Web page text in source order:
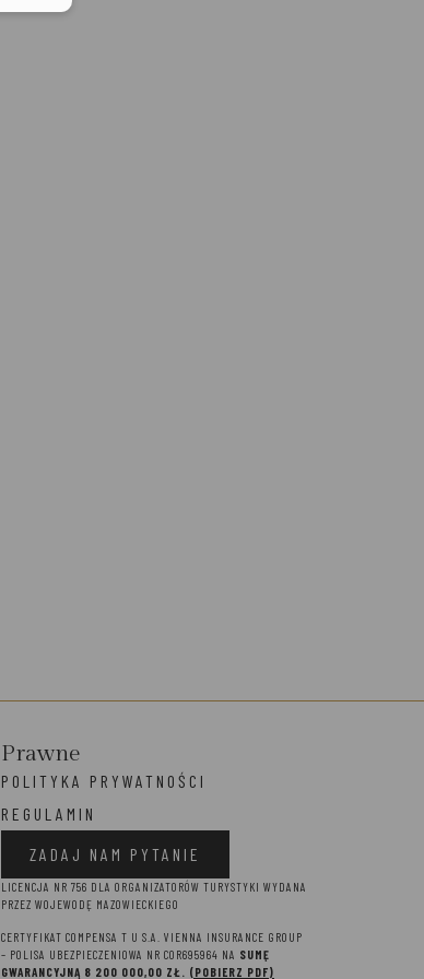
Prawne
POLITYKA PRYWATNOŚCI
REGULAMIN
ZADAJ NAM PYTANIE
LICENCJA NR 756 DLA ORGANIZATORÓW TURYSTYKI WYDANA
PRZEZ WOJEWODĘ MAZOWIECKIEGO
CERTYFIKAT COMPENSA T U S.A. VIENNA INSURANCE GROUP
– POLISA UBEZPIECZENIOWA NR COR695964 NA SUMĘ
GWARANCYJNĄ 8 200 000,00 ZŁ. (POBIERZ PDF)